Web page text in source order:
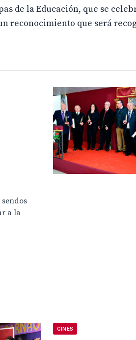
de la Educación, que se
reconocimiento que será
a la
GINES